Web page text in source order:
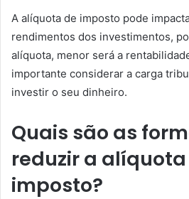
A alíquota de imposto pode
rendimentos dos investimentos,
alíquota, menor será a
importante considerar a carga
investir o seu dinheiro.
Quais são as
reduzir a
imposto?